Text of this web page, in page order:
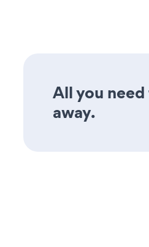
All you
away.